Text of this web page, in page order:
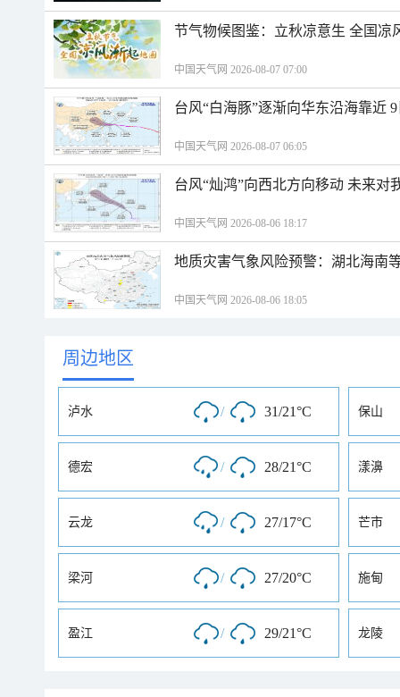
节气物候图鉴：立秋凉意生 全国凉
中国天气网 2026-08-07 07:00
台风“白海豚”逐渐向华东沿海靠近
中国天气网 2026-08-07 06:05
台风“灿鸿”向西北方向移动 未来对
中国天气网 2026-08-06 18:17
地质灾害气象风险预警：湖北海南
中国天气网 2026-08-06 18:05
周边地区
泸水 / 31/21°C 保山
德宏 / 28/21°C 漾濞
云龙 / 27/17°C 芒市
梁河 / 27/20°C 施甸
盈江 / 29/21°C 龙陵